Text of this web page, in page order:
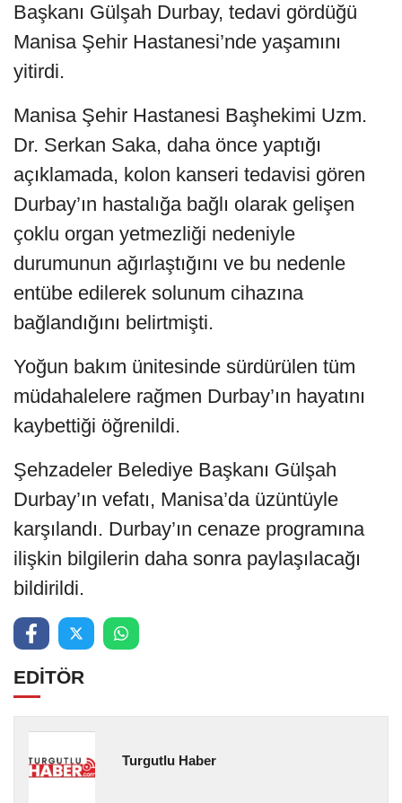
Başkanı Gülşah Durbay, tedavi gördüğü
Manisa Şehir Hastanesi’nde yaşamını
yitirdi.
Manisa Şehir Hastanesi Başhekimi Uzm.
Dr. Serkan Saka, daha önce yaptığı
açıklamada, kolon kanseri tedavisi gören
Durbay’ın hastalığa bağlı olarak gelişen
çoklu organ yetmezliği nedeniyle
durumunun ağırlaştığını ve bu nedenle
entübe edilerek solunum cihazına
bağlandığını belirtmişti.
Yoğun bakım ünitesinde sürdürülen tüm
müdahalelere rağmen Durbay’ın hayatını
kaybettiği öğrenildi.
Şehzadeler Belediye Başkanı Gülşah
Durbay’ın vefatı, Manisa’da üzüntüyle
karşılandı. Durbay’ın cenaze programına
ilişkin bilgilerin daha sonra paylaşılacağı
bildirildi.
EDİTÖR
Turgutlu Haber